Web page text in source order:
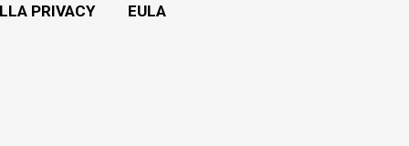
PRIVACY
EULA